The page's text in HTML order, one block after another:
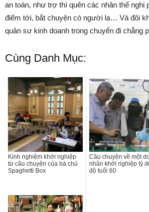
an toàn, như trợ thì quên các nhân thể nghi
điểm tới, bắt chuyện có người lạ… Và đôi
quân sư kinh doanh trong chuyến đi chẳng
Cùng Danh Mục:
Kinh nghiệm khởi nghiệp
từ câu chuyện của bà chủ
Spaghetti Box
Câu chuyện về một
nhân khởi nghiệp tỷ
độ tuổi 60